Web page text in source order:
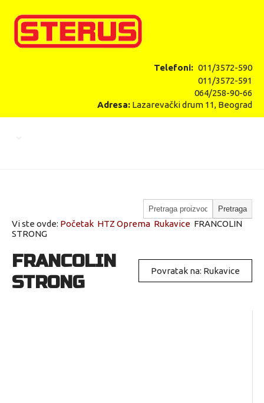
Telefoni: 011/3572-590
011/3572-591
064/258-90-66
Adresa: Lazarevački drum 11, Beograd
Vi ste ovde: Početak HTZ Oprema Rukavice FRANCOLIN
STRONG
Povratak na: Rukavice
FRANCOLIN
STRONG